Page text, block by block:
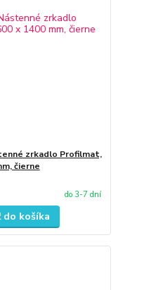
zrkadlo Profilmat,
čierne
do 3-7 dní
do košíka